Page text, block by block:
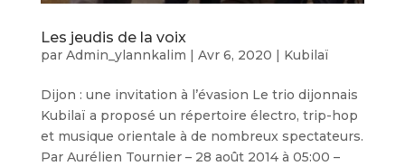
Les jeudis de la voix
par Admin_ylannkalim | Avr 6, 2020 | Kubilaï
Dijon : une invitation à l’évasion Le trio dijonnais
Kubilaï a proposé un répertoire électro, trip-hop
et musique orientale à de nombreux spectateurs.
Par Aurélien Tournier – 28 août 2014 à 05:00 –